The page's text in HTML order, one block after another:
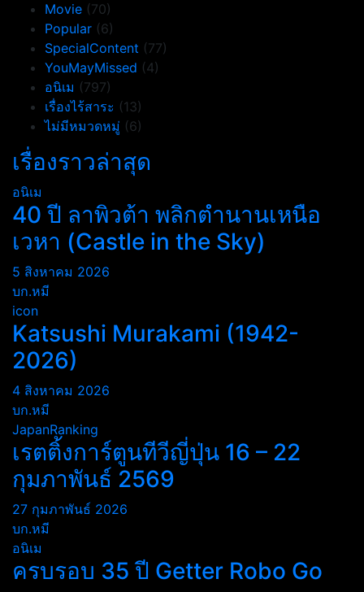
Movie (70)
Popular (6)
SpecialContent (77)
YouMayMissed (4)
อนิเม (797)
เรื่องไร้สาระ (13)
ไม่มีหมวดหมู่ (6)
เรื่องราวล่าสุด
อนิเม
40 ปี ลาพิวต้า พลิกตำนานเหนือ
เวหา (Castle in the Sky)
5 สิงหาคม 2026
บก.หมี
icon
Katsushi Murakami (1942-
2026)
4 สิงหาคม 2026
บก.หมี
JapanRanking
เรตติ้งการ์ตูนทีวีญี่ปุ่น 16 – 22
กุมภาพันธ์ 2569
27 กุมภาพันธ์ 2026
บก.หมี
อนิเม
ครบรอบ 35 ปี Getter Robo Go